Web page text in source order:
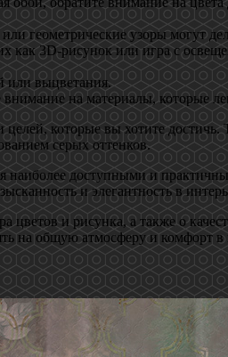
узоры могут
3D-рисунок или игра с
или выцветания.
на материалы, которые
которые вы хотите
серых оттенков.
доступными и
и элегантность в
и рисунка, а также о
на общую атмосферу и комфорт